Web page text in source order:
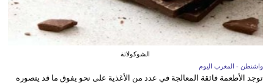
الشوكولاتة
واشنطن - المغرب اليوم
توجد الأطعمة فائقة المعالجة في عدد من الأغذية على نحو يفوق ما قد يتصوره